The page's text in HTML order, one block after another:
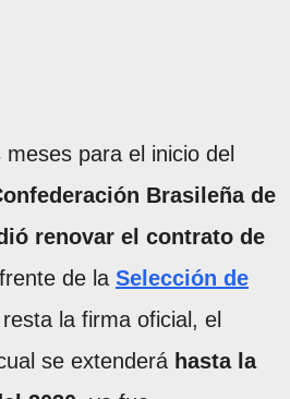
para el inicio del
Brasileña de
renovar el contrato de
de la Selección de
la firma oficial, el
se extenderá hasta la